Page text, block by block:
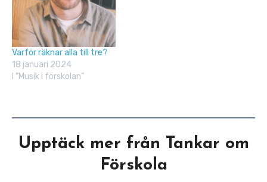
Varför räknar alla till tre?
18 januari 2024
I ”Musik i förskolan”
Upptäck mer från Tankar om
Förskola